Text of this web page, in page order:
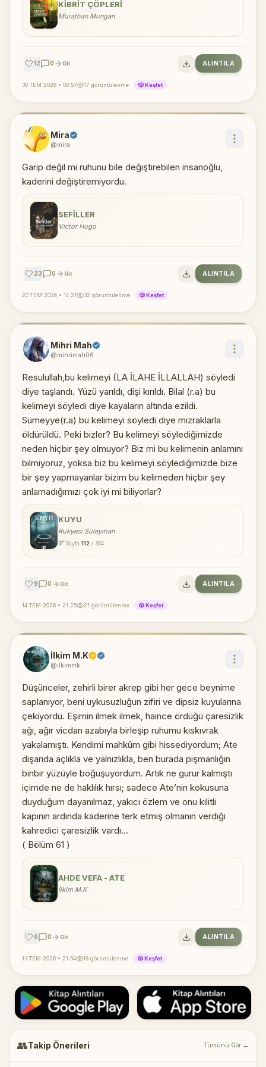
KIBRIT ÇÖPLERI
Murathan Mungan
🤍12 0 Git ALINTILA
30 TEM 2026 • 00:57 17 görüntülenme 🎲 Keşfet
Mira
@mira
Garip değil mi ruhunu bile değiştirebilen insanoğlu,
kaderini değiştiremiyordu.
SEFILLER
Victor Hugo
🤍 23 0 Git ALINTILA
20 TEM 2026 • 14:21 32 görüntülenme 🎲 Keşfet
Mihri Mah
@mihrimah06
Resulullah,bu kelimeyi (LA İLAHE İLLALLAH) söyledi
diye taşlandı. Yüzü yarıldı, dişi kırıldı. Bilal (r.a) bu
kelimeyi söyledi diye kayaların altında ezildi.
Sümeyye(r.a) bu kelimeyi söyledi diye mızraklarla
öldürüldü. Peki bizler? Bu kelimeyi söylediğimizde
neden hiçbir şey olmuyor? Biz mi bu kelimenin anlamını
bilmiyoruz, yoksa biz bu kelimeyi söylediğimizde bize
bir şey yapmayanlar bizim bu kelimeden hiçbir şey
anlamadığımızı çok iyi mi biliyorlar?
KUYU
Rukyeci Süleyman
Sayfa 112 / 304
🤍9 0 Git ALINTILA
14 TEM 2026 • 21:25 21 görüntülenme 🎲 Keşfet
İlkim M.K
@ilkimmk
​Düşünceler, zehirli birer akrep gibi her gece beynime
saplanıyor, beni uykusuzluğun zifiri ve dipsiz kuyularına
çekiyordu. Eşimin ilmek ilmek, haince ördüğü çaresizlik
ağı, ağır vicdan azabıyla birleşip ruhumu kıskıvrak
yakalamıştı. Kendimi mahkûm gibi hissediyordum; Ate
dışarıda açlıkla ve yalnızlıkla, ben burada pişmanlığın
binbir yüzüyle boğuşuyordum. Artık ne gurur kalmıştı
içimde ne de haklılık hırsı; sadece Ate’nin kokusuna
duyduğum dayanılmaz, yakıcı özlem ve onu kilitli
kapının ardında kaderine terk etmiş olmanın verdiği
kahredici çaresizlik vardı...
( Bölüm 61 )
AHDE VEFA - ATE
İlkim M.K
🤍6 0 Git ALINTILA
13 TEM 2026 • 21:54 19 görüntülenme 🎲 Keşfet
👥Takip Önerileri Tümünü Gör →